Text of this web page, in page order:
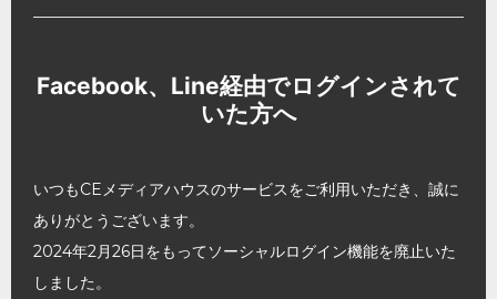
Facebook、Line経由でログインされて
いた方へ
いつもCEメディアハウスのサービスをご利用いただき、誠に
ありがとうございます。
2024年2月26日をもってソーシャルログイン機能を廃止いた
しました。